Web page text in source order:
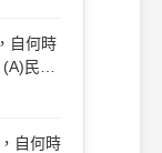
自何時
自何時